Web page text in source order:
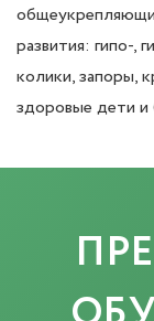
развития: гипо-,
колики, запоры,
здоровые дети и